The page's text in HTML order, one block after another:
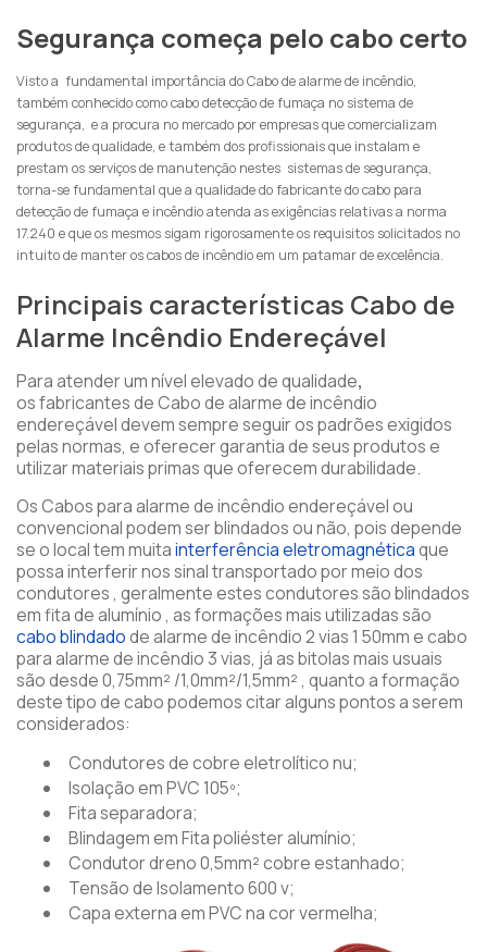
Segurança começa pelo cabo certo
Visto a fundamental importância do Cabo de alarme de incêndio,
também conhecido como cabo detecção de fumaça no sistema de
segurança, e a procura no mercado por empresas que comercializam
produtos de qualidade, e também dos profissionais que instalam e
prestam os serviços de manutenção nestes sistemas de segurança,
torna-se fundamental que a qualidade do fabricante do cabo para
detecção de fumaça e incêndio atenda as exigências relativas a norma
17.240 e que os mesmos sigam rigorosamente os requisitos solicitados no
intuito de manter os cabos de incêndio em um patamar de excelência.
Principais características Cabo de
Alarme Incêndio Endereçável
Para atender um nível elevado de qualidade,
os fabricantes de Cabo de alarme de incêndio
endereçável devem sempre seguir os padrões exigidos
pelas normas, e oferecer garantia de seus produtos e
utilizar materiais primas que oferecem durabilidade.
Os Cabos para alarme de incêndio endereçável ou
convencional podem ser blindados ou não, pois depende
se o local tem muitainterferência eletromagnéticaque
possa interferir nos sinal transportado por meio dos
condutores , geralmente estes condutores são blindados
em fita de alumínio , as formações mais utilizadas são
cabo blindadode alarme de incêndio 2 vias 1 50mm e cabo
para alarme de incêndio 3 vias, já as bitolas mais usuais
são desde 0,75mm² /1,0mm²/1,5mm² , quanto a formação
deste tipo de cabo podemos citar alguns pontos a serem
considerados:
Condutores de cobre eletrolítico nu;
Isolação em PVC 105º;
Fita separadora;
Blindagem em Fita poliéster alumínio;
Condutor dreno 0,5mm² cobre estanhado;
Tensão de Isolamento 600 v;
Capa externa em PVC na cor vermelha;